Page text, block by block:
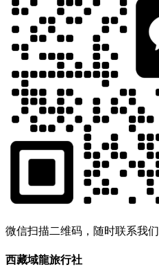
微信扫描二维码，随时联系我们
西藏域龍旅行社